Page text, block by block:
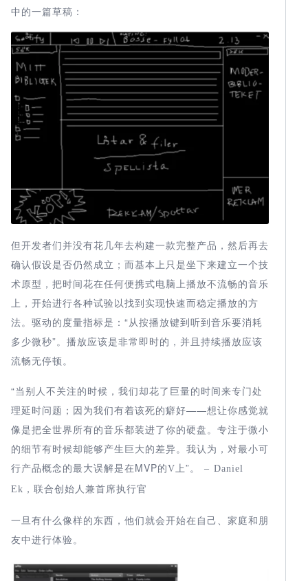
中的一篇草稿：
但开发者们并没有花几年去构建一款完整产品，然后再去
确认假设是否仍然成立；而基本上只是坐下来建立一个技
术原型，把时间花在任何便携式电脑上播放不流畅的音乐
上，开始进行各种试验以找到实现快速而稳定播放的方
法。驱动的度量指标是：“从按播放键到听到音乐要消耗
多少微秒”。播放应该是非常即时的，并且持续播放应该
流畅无停顿。
“当别人不关注的时候，我们却花了巨量的时间来专门处
理延时问题；因为我们有着该死的癖好——想让你感觉就
像是把全世界所有的音乐都装进了你的硬盘。专注于微小
的细节有时候却能够产生巨大的差异。我认为，对最小可
行产品概念的最大误解是在MVP的V 上”。
– Daniel
Ek ，联合创始人兼首席执行官
一旦有什么像样的东西，他们就会开始在自己、家庭和朋
友中进行体验。